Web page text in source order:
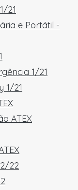
21
e Portátil -
1/21
1/21
ATEX
22